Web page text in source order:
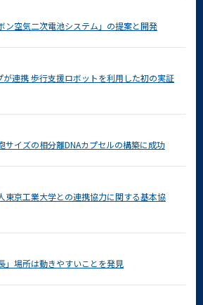
ン空気二次電池システム」の提案と開発
が連携 歩行支援ロボットを利用した初の実証
サイズの相分離DNAカプセルの構築に成功
東京工業大学との連携協力に関する基本協
」場所は動きやすいことを発見